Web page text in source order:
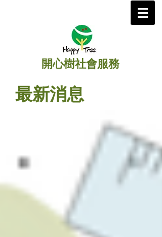
開心樹社會服務
最新消息